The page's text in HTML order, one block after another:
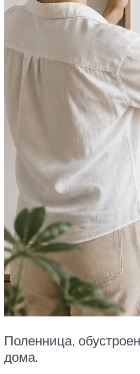
Поленница,
дома.